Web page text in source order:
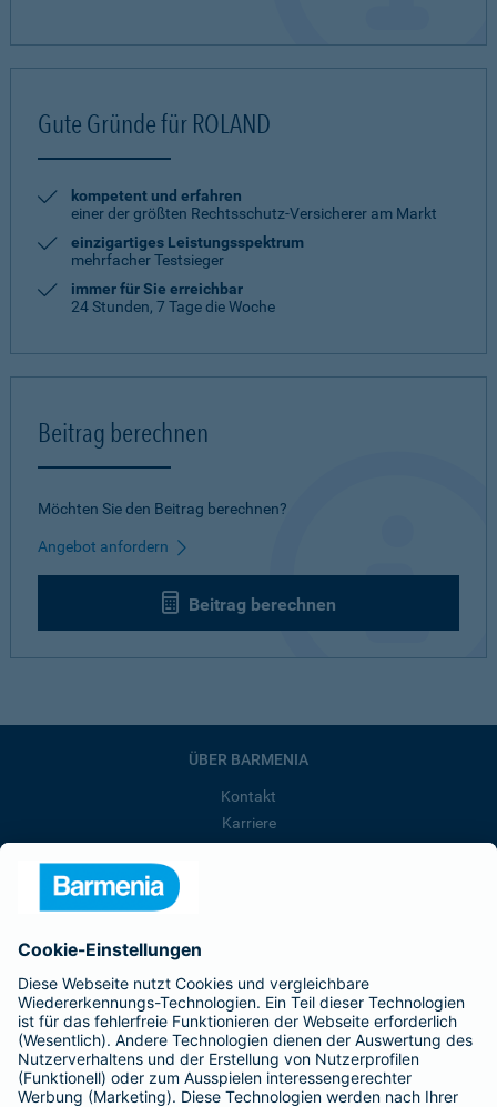
Gute Gründe für ROLAND
kompetent und erfahren
einer der größten Rechtsschutz-Versicherer am Markt
einzigartiges Leistungsspektrum
mehrfacher Testsieger
immer für Sie erreichbar
24 Stunden, 7 Tage die Woche
Beitrag berechnen
Möchten Sie den Beitrag berechnen?
Angebot anfordern
Beitrag berechnen
ÜBER BARMENIA
Kontakt
Karriere
Barmenia ist Teil der BarmeniaGothaer
BELIEBTE SEITEN
Kranken-Zusatzversicherung
Tierversicherungen
Haftpflichtversicherung